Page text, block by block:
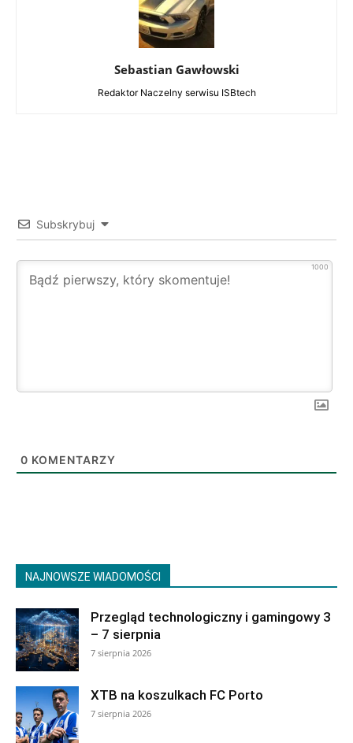
Sebastian Gawłowski
Redaktor Naczelny serwisu ISBtech
Subskrybuj
1000
0 KOMENTARZY
NAJNOWSZE WIADOMOŚCI
Przegląd technologiczny i gamingowy 3
– 7 sierpnia
7 sierpnia 2026
XTB na koszulkach FC Porto
7 sierpnia 2026